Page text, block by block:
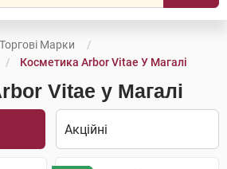
Марки
Косметика Arbor Vitae У Магалі
Vitae у Магалі